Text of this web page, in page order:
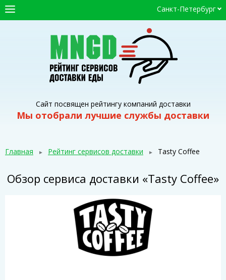
Сайт посвящен рейтингу компаний доставки
Мы отобрали лучшие службы доставки
СЕРВИСЫ ДОСТАВКИ
ПРОМОКОДЫ
СТАТЬИ
Главная Рейтинг сервисов доставки Tasty Coffee
Обзор сервиса доставки «Tasty Coffee»
Санкт-Петербург